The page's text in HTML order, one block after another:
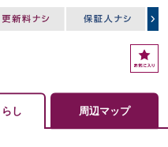
お
気
入
り
し 周辺マップ